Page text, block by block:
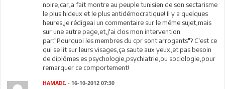
noire,car,a fait montre au peuple tunisien de son sectarisme
le plus hideux et le plus antidémocratique! Il y a quelques
heures,je rédigeai un commentaire sur le même sujet,mais
sur une autre page,et,j'ai clos mon intervention
par:"Pourquoi les membres du cpr sont arrogants"? C'est ce
qui se lit sur leurs visages,ça saute aux yeux,et pas besoin
de diplômes es psychologie,psychiatrie,ou sociologie,pour
remarquer ce comportement!
HAMADI. - 16-10-2012 07:30